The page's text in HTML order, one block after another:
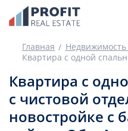
Главная
Квартира с
с чистовой
новостройке с